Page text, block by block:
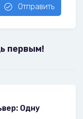
Отправить
первым!
Одну